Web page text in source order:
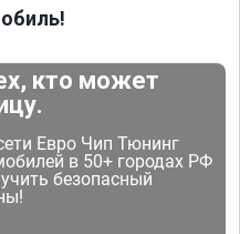
кто может
Евро Чип Тюнинг
в 50+ городах РФ
безопасный